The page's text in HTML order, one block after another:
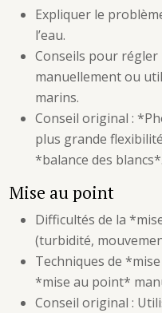
Expliquer le
l’eau.
Conseils pour régler
manuellement ou
marins.
Conseil original :
plus grande
*balance des blancs*.
Mise au point
Difficultés de la
(turbidité,
Techniques de
*mise au point*
Conseil original :